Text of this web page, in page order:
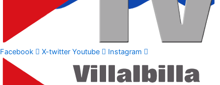
Facebook X-twitter Youtube Instagram